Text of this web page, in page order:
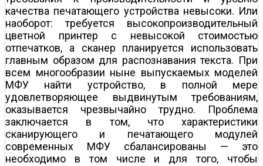
качества печатающего устройства невысоки. Или
наоборот: требуется высокопроизводительный
цветной принтер с невысокой стоимостью
отпечатков, а сканер планируется использовать
главным образом для распознавания текста. При
всем многообразии ныне выпускаемых моделей
МФУ найти устройство, в полной мере
удовлетворяющее выдвинутым требованиям,
оказывается чрезвычайно трудно. Проблема
заключается в том, что характеристики
сканирующего и печатающего модулей
современных МФУ сбалансированы — это
необходимо в том числе и для того, чтобы